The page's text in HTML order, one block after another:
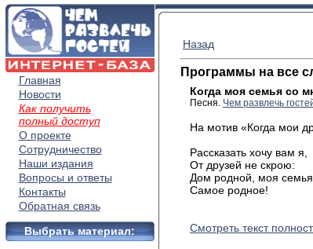
Главная
Новости
Как получить
полный доступ
О проекте
Сотрудничество
Наши издания
Вопросы и ответы
Контакты
Обратная связь
Выбрать материал:
Назад
Программы на все
Когда моя семья со
Песня. Чем развлечь
На мотив «Когда мои
Рассказать хочу вам я,
От друзей не скрою:
Дом родной, моя
Самое родное!
Смотреть текст